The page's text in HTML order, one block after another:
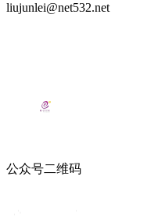
liujunlei@net532.net
公众号二维码